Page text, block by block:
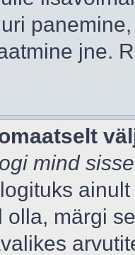
jne.
mind
olla, märgi